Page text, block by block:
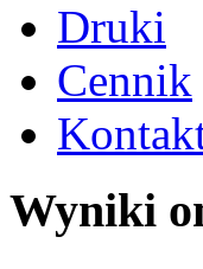
Druki
Cennik
Wyniki